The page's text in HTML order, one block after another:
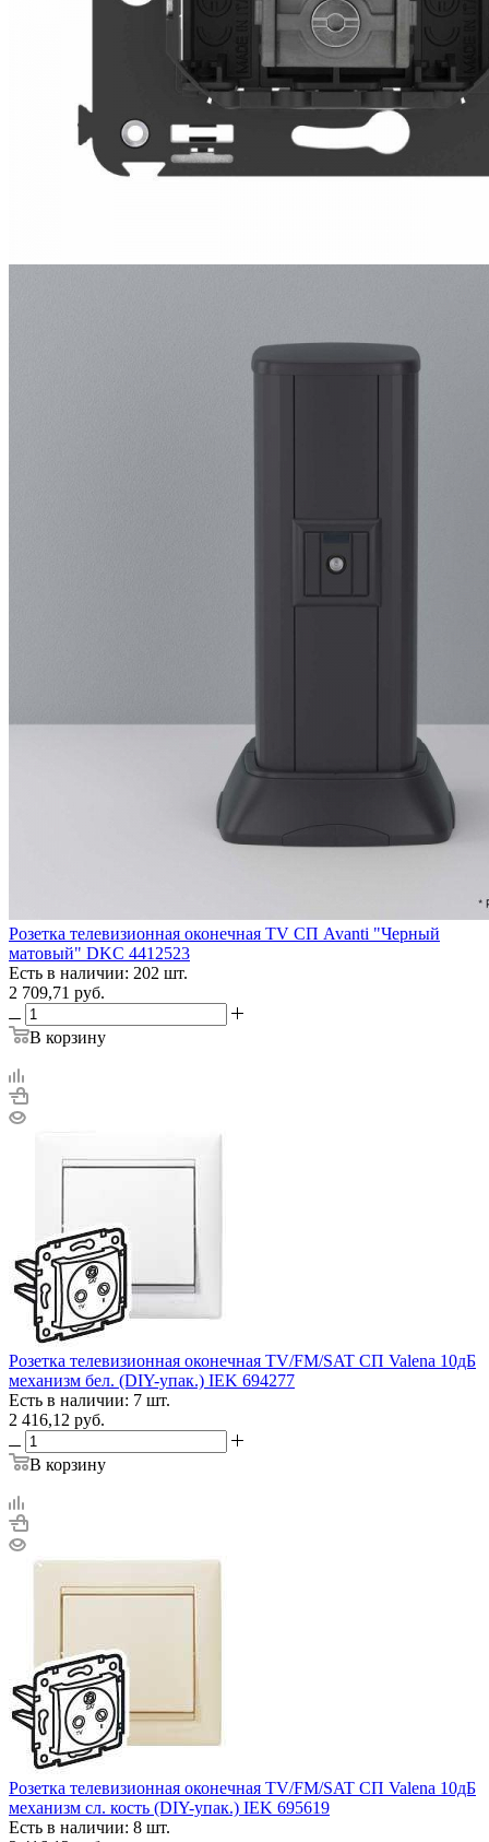
Розетка телевизионная оконечная TV СП Avanti "Черный
матовый" DKC 4412523
Есть в наличии: 202 шт.
2 709,71 руб.
В корзину
Розетка телевизионная оконечная TV/FM/SAT СП Valena 10дБ
механизм бел. (DIY-упак.) IEK 694277
Есть в наличии: 7 шт.
2 416,12 руб.
В корзину
Розетка телевизионная оконечная TV/FM/SAT СП Valena 10дБ
механизм сл. кость (DIY-упак.) IEK 695619
Есть в наличии: 8 шт.